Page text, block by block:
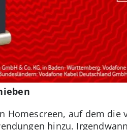
Homescreen, auf dem
hinzu.